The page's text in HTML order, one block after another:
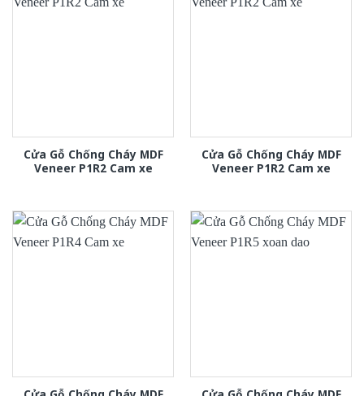
Cửa Gỗ Chống Cháy MDF
Veneer P1R2 Cam xe
Cửa Gỗ Chống Cháy MDF
Veneer P1R2 Cam xe